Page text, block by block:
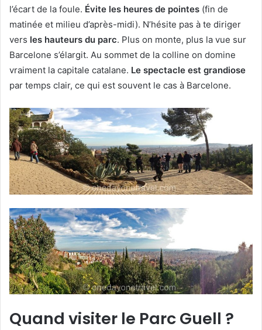
l’écart de la foule. Évite les heures de pointes (fin de
matinée et milieu d’après-midi). N’hésite pas à te diriger
vers les hauteurs du parc. Plus on monte, plus la vue sur
Barcelone s’élargit. Au sommet de la colline on domine
vraiment la capitale catalane. Le spectacle est grandiose
par temps clair, ce qui est souvent le cas à Barcelone.
Quand visiter le Parc Guell ?